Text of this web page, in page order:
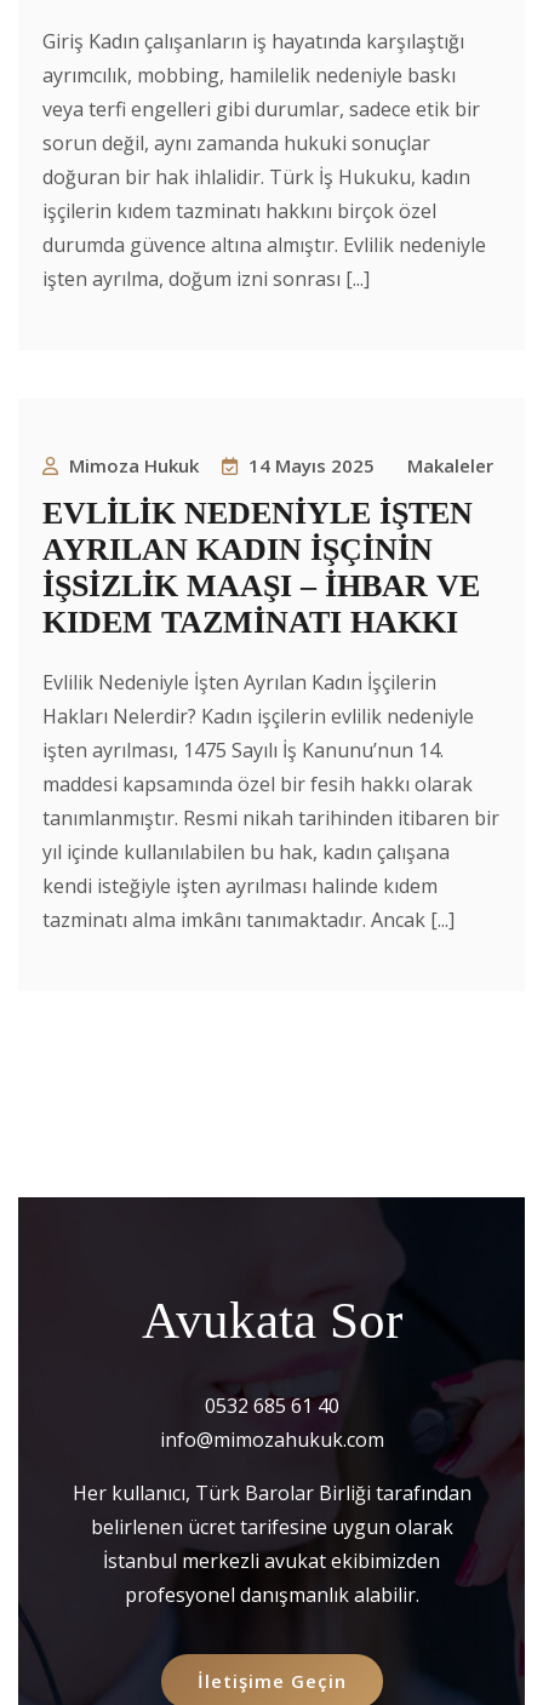
Giriş Kadın çalışanların iş hayatında karşılaştığı
ayrımcılık, mobbing, hamilelik nedeniyle baskı
veya terfi engelleri gibi durumlar, sadece etik bir
sorun değil, aynı zamanda hukuki sonuçlar
doğuran bir hak ihlalidir. Türk İş Hukuku, kadın
işçilerin kıdem tazminatı hakkını birçok özel
durumda güvence altına almıştır. Evlilik nedeniyle
işten ayrılma, doğum izni sonrası [...]
Mimoza Hukuk 14 Mayıs 2025 Makaleler
EVLİLİK NEDENİYLE İŞTEN
AYRILAN KADIN İŞÇİNİN
İŞSİZLİK MAAŞI – İHBAR VE
KIDEM TAZMİNATI HAKKI
Evlilik Nedeniyle İşten Ayrılan Kadın İşçilerin
Hakları Nelerdir? Kadın işçilerin evlilik nedeniyle
işten ayrılması, 1475 Sayılı İş Kanunu’nun 14.
maddesi kapsamında özel bir fesih hakkı olarak
tanımlanmıştır. Resmi nikah tarihinden itibaren bir
yıl içinde kullanılabilen bu hak, kadın çalışana
kendi isteğiyle işten ayrılması halinde kıdem
tazminatı alma imkânı tanımaktadır. Ancak [...]
Avukata Sor
0532 685 61 40
info@mimozahukuk.com
Her kullanıcı, Türk Barolar Birliği tarafından
belirlenen ücret tarifesine uygun olarak
İstanbul merkezli avukat ekibimizden
profesyonel danışmanlık alabilir.
İletişime Geçin